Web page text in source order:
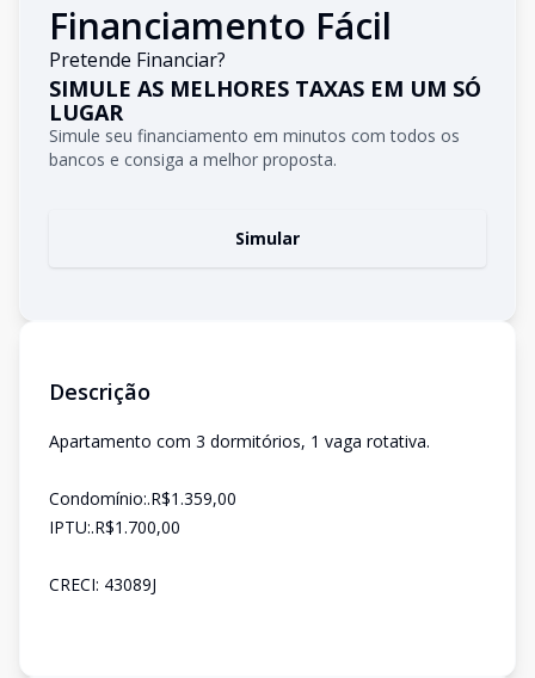
Financiamento Fácil
Pretende Financiar?
SIMULE AS MELHORES TAXAS EM UM SÓ
LUGAR
Simule seu financiamento em minutos com todos os
bancos e consiga a melhor proposta.
Simular
Descrição
Apartamento com 3 dormitórios, 1 vaga rotativa.
Condomínio:.R$1.359,00
IPTU:.R$1.700,00
CRECI: 43089J